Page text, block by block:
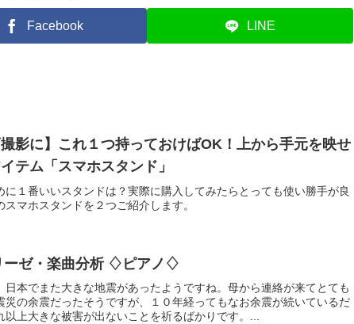
Facebook LINE
撮影に】これ１つ持っておけばOK！上から手元を映せ
テム「スマホスタンド」
に１番いいスタンドは？実際に購入してみたらとっても使い勝手が良
マホスタンドを２つご紹介します。
ーゼ・楽曲分析 ♢ピアノ♢
日本でまた大きな地震があったようですね。母から連絡が来てとても
災の余震だったそうですが、１０年経ってもなお余震が続いているだ
上大きな被害が出ないことを祈るばかりです。...